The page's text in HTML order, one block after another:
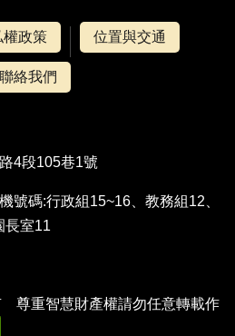
權政策 位置與交通
聯絡我們
4段105巷1號
號碼:行政組15~16、教務組12、
長室11
尊重智慧財產權請勿任意轉載作